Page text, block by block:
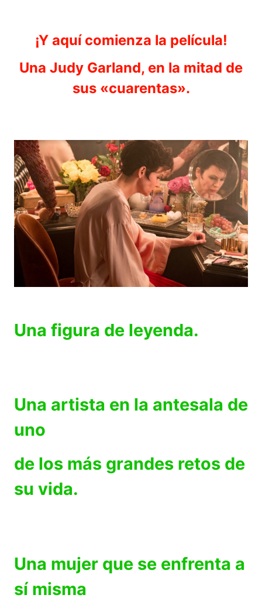
¡Y aquí comienza la película!
Una Judy Garland, en la mitad de
sus «cuarentas».
Una figura de leyenda.
Una artista en la antesala de
uno
de los más grandes retos de
su vida.
Una mujer que se enfrenta a
sí misma